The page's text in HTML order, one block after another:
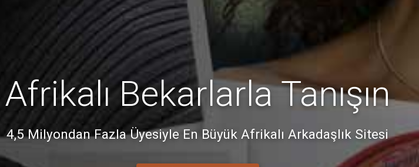
Afrikalı Bekarlarla Tanışın
4,5 Milyondan Fazla Üyesiyle En Büyük Afrikalı Arkadaşlık Sitesi